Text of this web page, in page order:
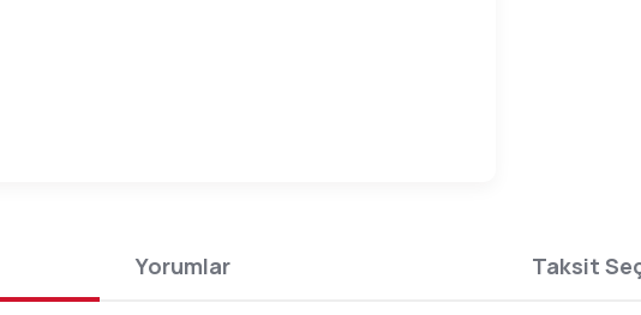
Yorumlar Taksit